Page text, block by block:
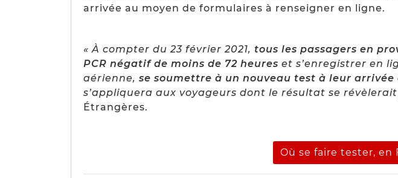
arrivée au moyen de formulaires à renseigner en ligne.
« À compter du 23 février 2021, tous les passagers en
PCR négatif de moins de 72 heures et s’enregistrer en
aérienne, se soumettre à un nouveau test à leur arrivée
s’appliquera aux voyageurs dont le résultat se
Étrangères.
Où se faire tester, en